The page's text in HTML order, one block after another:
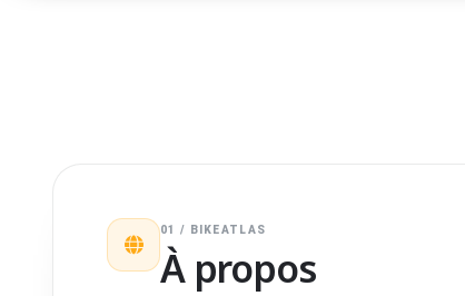
01 / BIKEATLAS
À propos